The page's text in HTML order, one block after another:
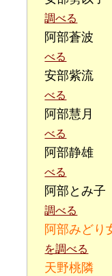
調べる
阿部蒼波
べる
安部紫流
べる
阿部慧月
べる
阿部静雄
べる
阿部とみ
調べる
阿部みどり
を調べる
天野桃隣